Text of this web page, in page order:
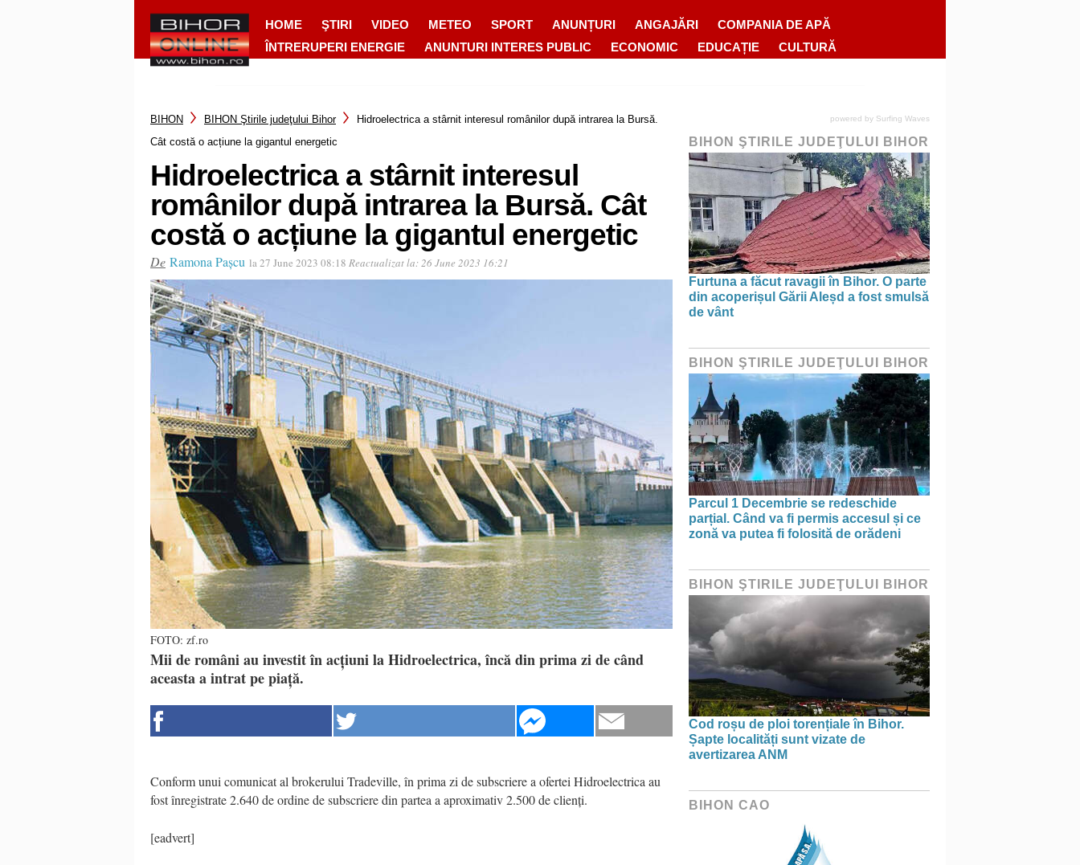
HOME ŞTIRI VIDEO METEO SPORT ANUNȚURI ANGAJĂRI
COMPANIA DE APĂ
ÎNTRERUPERI ENERGIE
ANUNTURI INTERES PUBLIC ECONOMIC EDUCAȚIE CULTURĂ
BIHON BIHON Ştirile judeţului Bihor
Hidroelectrica a stârnit interesul românilor după intrarea la Bursă.
Cât costă o acțiune la gigantul energetic
Hidroelectrica a stârnit interesul
românilor după intrarea la Bursă. Cât
costă o acțiune la gigantul energetic
De Ramona Pașcu la 27 June 2023 08:18 Reactualizat la:26 June 2023 16:21
FOTO: zf.ro
Mii de români au investit în acțiuni la Hidroelectrica, încă din prima zi de când
aceasta a intrat pe piață.
Conform unui comunicat al brokerului Tradeville, în prima zi de subscriere a ofertei Hidroelectrica au
fost înregistrate 2.640 de ordine de subscriere din partea a aproximativ 2.500 de clienți.
[eadvert]
powered by Surfing Waves
BIHON ŞTIRILE JUDEŢULUI BIHOR
Furtuna a făcut ravagii în Bihor. O parte
din acoperișul Gării Aleșd a fost smulsă
de vânt
BIHON ŞTIRILE JUDEŢULUI BIHOR
Parcul 1 Decembrie se redeschide
parțial. Când va fi permis accesul și ce
zonă va putea fi folosită de orădeni
BIHON ŞTIRILE JUDEŢULUI BIHOR
Cod roșu de ploi torențiale în Bihor.
Șapte localități sunt vizate de
avertizarea ANM
BIHON CAO